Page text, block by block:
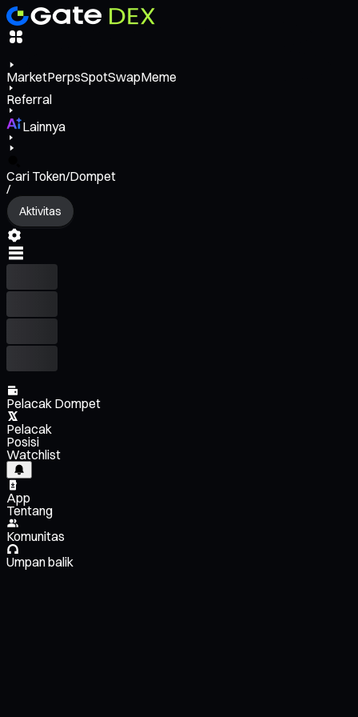
MarketPerpsSpotSwapMeme
Referral
Lainnya
Cari Token/Dompet
/
Aktivitas
Pelacak Dompet
Pelacak
Posisi
Watchlist
App
Tentang
Komunitas
Umpan balik